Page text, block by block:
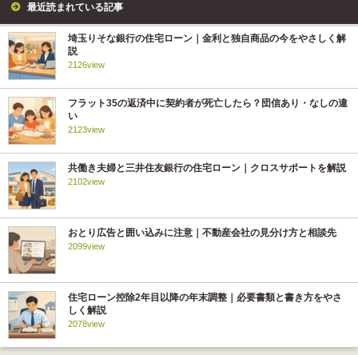
最近読まれている記事
埼玉りそな銀行の住宅ローン｜金利と独自商品の今をやさしく解
説
2126view
フラット35の返済中に契約者が死亡したら？団信あり・なしの違
い
2123view
共働き夫婦と三井住友銀行の住宅ローン｜クロスサポートを解説
2102view
おとり広告と囲い込みに注意｜不動産会社の見分け方と相談先
2099view
住宅ローン控除2年目以降の年末調整｜必要書類と書き方をやさ
しく解説
2078view